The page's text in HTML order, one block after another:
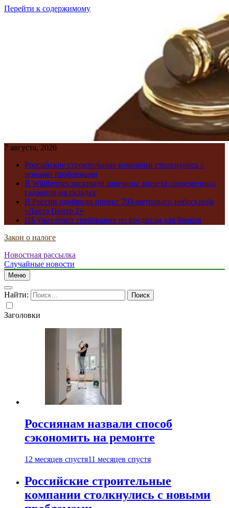
Перейти к содержимому
7 августа, 2026
Российские строительные компании столкнулись с
новыми проблемами
В Wildberries раскрыли причины запрета современных
гаджетов на складах
В России одобрили проект 703-метрового небоскреба
«Лахта Центр 2»
ЦБ ужесточит требования по кредитам для банков
Закон о налоге
Новостная рассылка
Случайные новости
Меню
Найти:
Заголовки
Россиянам назвали способ
сэкономить на ремонте
12 месяцев спустя11 месяцев спустя
Российские строительные
компании столкнулись с новыми